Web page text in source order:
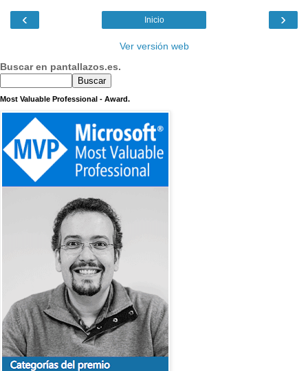
‹ ›
Inicio
Ver versión web
Buscar en pantallazos.es.
Most Valuable Professional - Award.